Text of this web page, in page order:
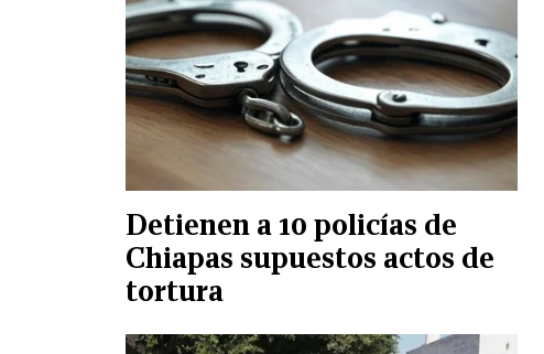
Detienen a 10 policías de
Chiapas supuestos actos de
tortura